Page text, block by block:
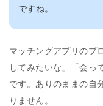
ですね。
マッチングアプリのプ
してみたいな」「会っ
です。ありのままの自
りません。